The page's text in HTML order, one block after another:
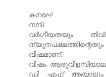
കനലേ!
നന്ദി...
വര്‍ഗീയതയും
വിഷമാണ്.
വിഷം
ഡി എഫ്